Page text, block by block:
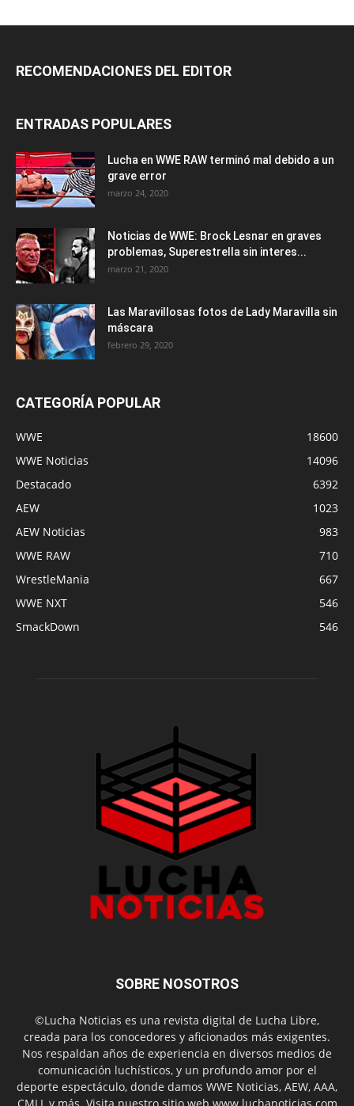
RECOMENDACIONES DEL EDITOR
ENTRADAS POPULARES
Lucha en WWE RAW terminó mal debido a un
grave error
marzo 24, 2020
Noticias de WWE: Brock Lesnar en graves
problemas, Superestrella sin interes...
marzo 21, 2020
Las Maravillosas fotos de Lady Maravilla sin
máscara
febrero 29, 2020
CATEGORÍA POPULAR
WWE
18600
WWE Noticias
14096
Destacado
6392
AEW
1023
AEW Noticias
983
WWE RAW
710
WrestleMania
667
WWE NXT
546
SmackDown
546
SOBRE NOSOTROS
©Lucha Noticias es una revista digital de Lucha Libre,
creada para los conocedores y aficionados más exigentes.
Nos respaldan años de experiencia en diversos medios de
comunicación luchísticos, y un profundo amor por el
deporte espectáculo, donde damos WWE Noticias, AEW, AAA,